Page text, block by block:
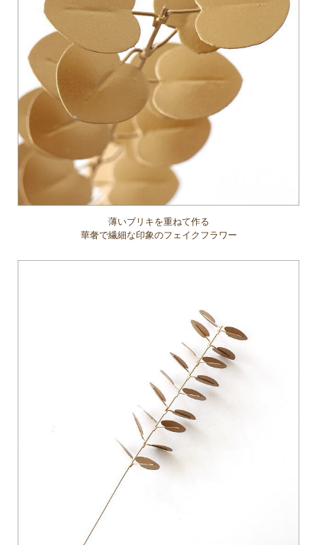
薄いブリキを重ねて作る
華奢で繊細な印象のフェイクフラワー